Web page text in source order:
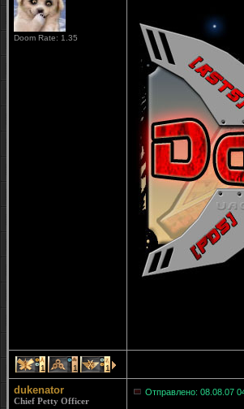
Doom Rate: 1.35
1 1 1
dukenator
Chief Petty Officer
Отправлено: 08.08.07